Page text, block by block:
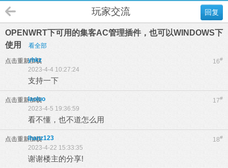
回复
玩家交流
OPENWRT下可用的集客AC管理插件，也可以WINDOWS下
使用
看全部
点击重新加载 16#
yhkz
2023-4-4 10:27:24
支持一下
点击重新加载 17#
laoluo
2023-4-5 19:36:59
看不懂，也不道怎么用
点击重新加载 18#
lhanz123
2023-4-22 15:33:35
谢谢楼主的分享!